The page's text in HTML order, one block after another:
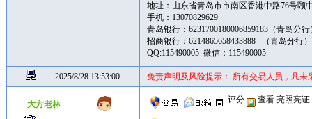
地址：山东省青岛市市南区香港中路76号颐
手机：13070829629
青岛银行：6231700180006859183（青岛分
招商银行：6214865658433888 （青岛分行
QQ:115490005 微信：115490005
2025/8/28 13:53:00 免责声明及风险提示： 所有交易人员，凡
大方老林 评分 查看 亮照亮证